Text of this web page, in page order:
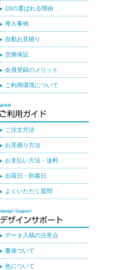
10の選ばれる理由
導入事例
自動お見積り
交換保証
会員登録のメリット
ご利用環境について
ご注文方法
お見積り方法
お支払い方法・送料
出荷日・到着日
よくいただく質問
データ入稿の注意点
書体ついて
色について